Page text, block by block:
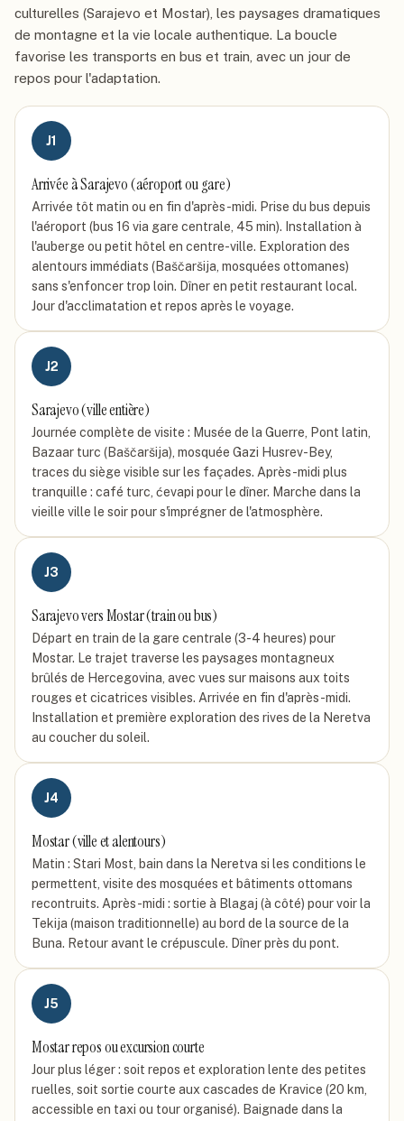
culturelles (Sarajevo et Mostar), les paysages dramatiques
de montagne et la vie locale authentique. La boucle
favorise les transports en bus et train, avec un jour de
repos pour l'adaptation.
J1
Arrivée à Sarajevo (aéroport ou gare)
Arrivée tôt matin ou en fin d'après-midi. Prise du bus depuis
l'aéroport (bus 16 via gare centrale, 45 min). Installation à
l'auberge ou petit hôtel en centre-ville. Exploration des
alentours immédiats (Baščaršija, mosquées ottomanes)
sans s'enfoncer trop loin. Dîner en petit restaurant local.
Jour d'acclimatation et repos après le voyage.
J2
Sarajevo (ville entière)
Journée complète de visite : Musée de la Guerre, Pont latin,
Bazaar turc (Baščaršija), mosquée Gazi Husrev-Bey,
traces du siège visible sur les façades. Après-midi plus
tranquille : café turc, ćevapi pour le dîner. Marche dans la
vieille ville le soir pour s'imprégner de l'atmosphère.
J3
Sarajevo vers Mostar (train ou bus)
Départ en train de la gare centrale (3-4 heures) pour
Mostar. Le trajet traverse les paysages montagneux
brûlés de Hercegovina, avec vues sur maisons aux toits
rouges et cicatrices visibles. Arrivée en fin d'après-midi.
Installation et première exploration des rives de la Neretva
au coucher du soleil.
J4
Mostar (ville et alentours)
Matin : Stari Most, bain dans la Neretva si les conditions le
permettent, visite des mosquées et bâtiments ottomans
recontruits. Après-midi : sortie à Blagaj (à côté) pour voir la
Tekija (maison traditionnelle) au bord de la source de la
Buna. Retour avant le crépuscule. Dîner près du pont.
J5
Mostar repos ou excursion courte
Jour plus léger : soit repos et exploration lente des petites
ruelles, soit sortie courte aux cascades de Kravice (20 km,
accessible en taxi ou tour organisé). Baignade dans la